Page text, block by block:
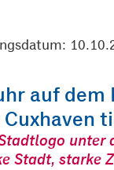
auf dem
Cuxhaven
unter
Stadt, starke